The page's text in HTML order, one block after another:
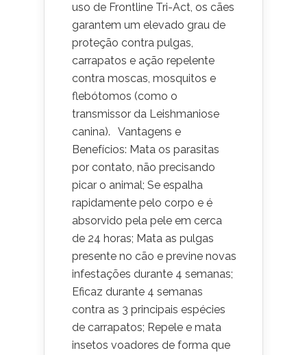
uso de Frontline Tri-Act, os cães
garantem um elevado grau de
proteção contra pulgas,
carrapatos e ação repelente
contra moscas, mosquitos e
flebótomos (como o
transmissor da Leishmaniose
canina). Vantagens e
Benefícios: Mata os parasitas
por contato, não precisando
picar o animal; Se espalha
rapidamente pelo corpo e é
absorvido pela pele em cerca
de 24 horas; Mata as pulgas
presente no cão e previne novas
infestações durante 4 semanas;
Eficaz durante 4 semanas
contra as 3 principais espécies
de carrapatos; Repele e mata
insetos voadores de forma que